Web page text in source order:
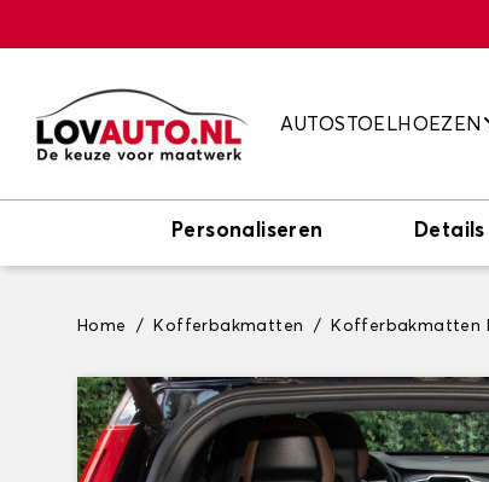
AUTOSTOELHOEZEN
Personaliseren Details
Home Kofferbakmatten Kofferbakmatten